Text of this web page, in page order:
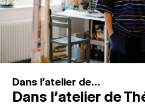
Recherche
Connexion
Dans l'atelier de...
Dans l’atelier de